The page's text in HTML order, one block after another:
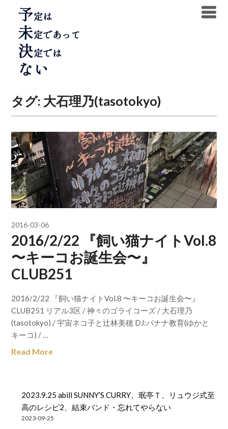
content
タグ: 大石理乃(tasotokyo)
2016-03-06
2016/2/22 『飼い猫ナイトVol.8
〜キーコお誕生会〜』
CLUB251
2016/2/22 『飼い猫ナイトVol.8 〜キーコお誕生会〜』
CLUB251 リアル3区 / 神々のゴライコーズ / 大石理乃
(tasotokyo) / 宇宙ネコ子と辻林美穂 DJ:バナナ教育(ゆかと
キーコ) / …
Read More
2023.9.25 abill SUNNY’S CURRY、珉亭Ｔ、リュウジ式至
高のレシピ2、結束バンド・忘れてやらない
2023-09-25